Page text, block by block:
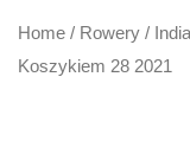
Home / Rowery /
Koszykiem 28 2021